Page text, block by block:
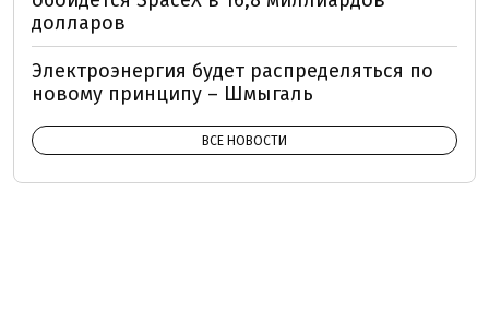
долларов
Электроэнергия будет распределяться по
новому принципу – Шмыгаль
ВСЕ НОВОСТИ